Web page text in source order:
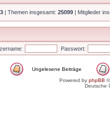
| Themen insgesamt: 25099 | Mitglieder
Passwort:
Ungelesene Beiträge
Powered by phpBB
Deutsche